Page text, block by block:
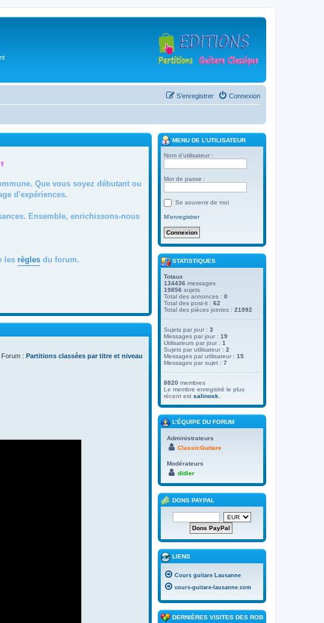
Connexion
S’enregistrer
Que vous soyez débutant ou
d'expériences.
Ensemble, enrichissons-nous
les règles du forum.
Forum : Partitions classées par titre et niveau
MENU DE L’UTILISATEUR
Nom d’utilisateur :
Mot de passe :
Se souvenir de moi
M’enregistrer
STATISTIQUES
Totaux
134436 messages
19856 sujets
Total des annonces : 0
Total des post-it : 62
Total des pièces jointes : 21992
Sujets par jour : 3
Messages par jour : 19
Utilisateurs par jour : 1
Sujets par utilisateur : 2
Messages par utilisateur : 15
Messages par sujet : 7
8820 membres
Le membre enregistré le plus
récent est salinosk
L’ÉQUIPE DU FORUM
Administrateurs
ClassicGuitare
Modérateurs
didier
DONS PAYPAL
LIENS
Cours guitare Lausanne
cours-guitare-lausanne.com
DERNIÈRES VISITES DES ROBOTS